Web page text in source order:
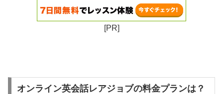
[PR]
オンライン英会話レアジョブの料金プランは？